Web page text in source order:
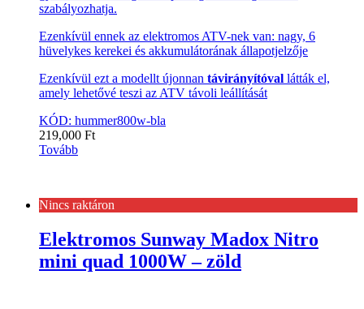
szabályozhatja.
Ezenkívül ennek az elektromos ATV-nek van: nagy, 6
hüvelykes kerekei és akkumulátorának állapotjelzője
Ezenkívül ezt a modellt újonnan távirányítóval látták el,
amely lehetővé teszi az ATV távoli leállítását
KÓD: hummer800w-bla
219,000 Ft
Tovább
Nincs raktáron
Elektromos Sunway Madox Nitro
mini quad 1000W – zöld